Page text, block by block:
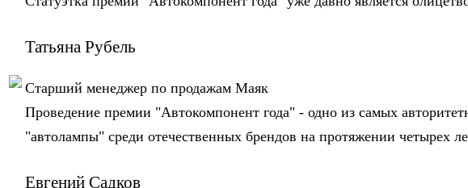
Татьяна Рубель
Старший менеджер по продажам Маяк
Проведение премии "Автокомпонент года" - одно из самых
"автолампы" среди отечественных брендов на протяжении четырех
Евгений Садков